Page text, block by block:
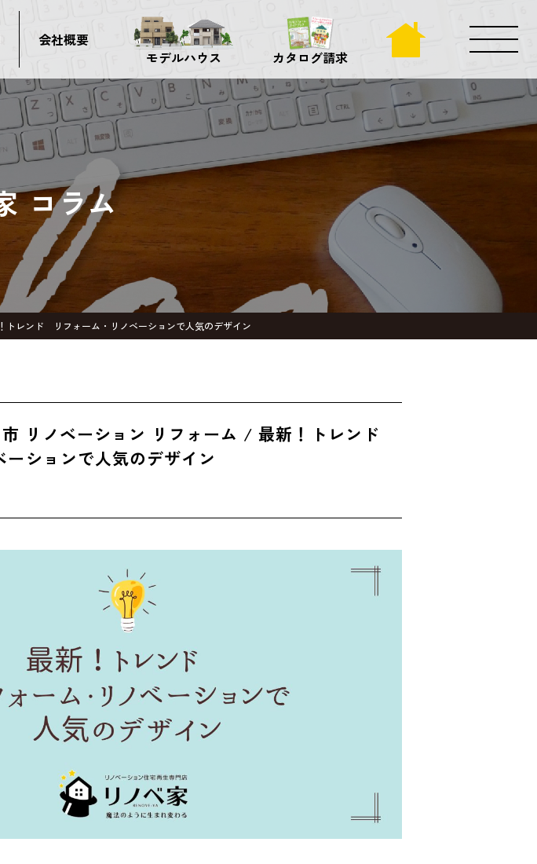
会社概要
モデルハウス
カタログ請求
コラム
トレンド リフォーム・リノベーションで人気のデザイン
リノベーション リフォーム / 最新！トレンド
ーションで人気のデザイン